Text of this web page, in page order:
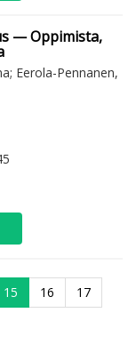
— Oppimista,
Eerola-Pennanen,
15 16
17